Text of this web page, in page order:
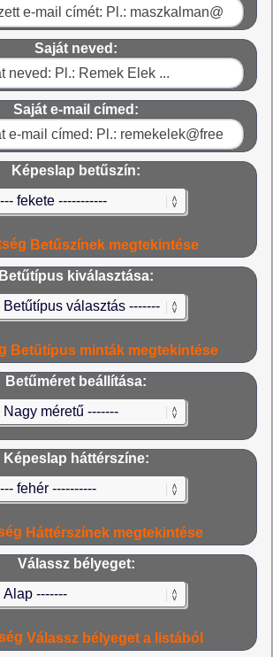
Saját neved:
Saját e-mail címed:
Képeslap betűszín:
Betűszínek megtekintése
Betűtípus kiválasztása:
Betűtípus minták megtekintése
Betűméret beállítása:
Képeslap háttérszíne:
Háttérszínek megtekintése
Válassz bélyeget:
Válassz bélyeget a listából